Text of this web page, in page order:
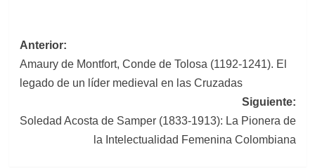
Navegación
de
entradas
Anterior:
Amaury de Montfort, Conde de Tolosa (1192-1241). El
legado de un líder medieval en las Cruzadas
Siguiente:
Soledad Acosta de Samper (1833-1913): La Pionera de
la Intelectualidad Femenina Colombiana